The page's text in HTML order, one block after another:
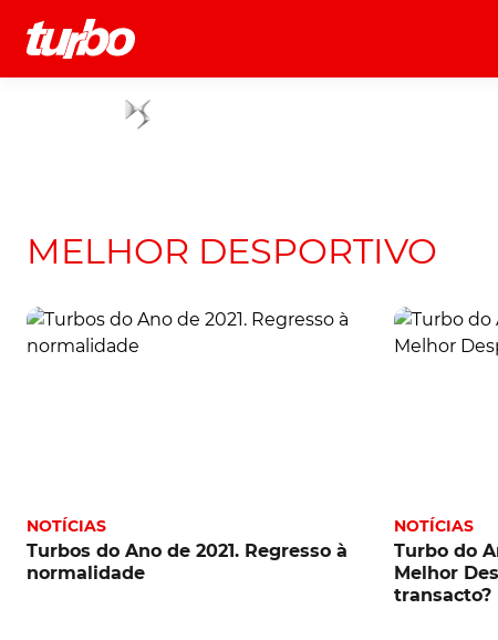
MELHOR DESPORTIVO
NOTÍCIAS
Turbos do Ano de 2021. Regresso à
normalidade
NOTÍCIAS
Turbo do
Melhor
transacto?